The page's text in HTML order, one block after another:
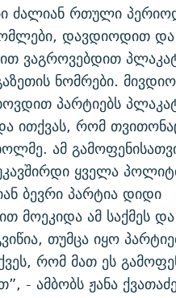
ძალიან რთული
დავდიოდით და
ვაგროვებდით
ნომრები.
პარტიებს
ითქვას, რომ
ამ
ყველა
ბევრი პარტია დიდი
მოეკიდა ამ საქმეს და
თუმცა იყო
რომ მათ ეს
- ამბობს ჟანა